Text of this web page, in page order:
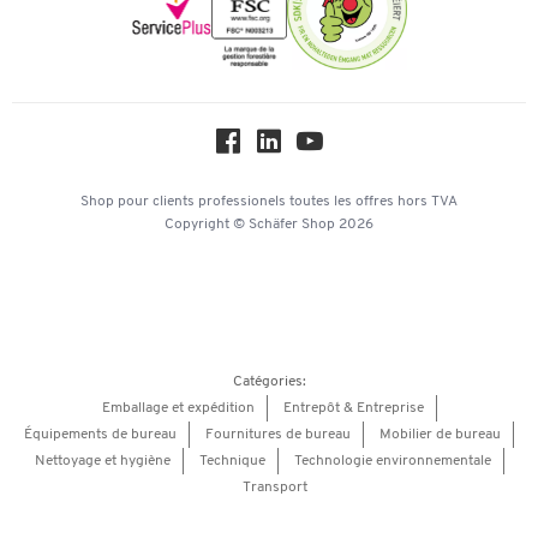
Shop pour clients professionels toutes les offres hors TVA
Copyright © Schäfer Shop 2026
Catégories:
Emballage et expédition
Entrepôt & Entreprise
Équipements de bureau
Fournitures de bureau
Mobilier de bureau
Nettoyage et hygiène
Technique
Technologie environnementale
Transport